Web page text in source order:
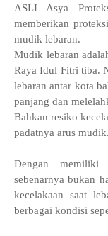
ASLI Asya
memberikan
mudik lebaran.
Mudik lebaran
Raya Idul Fitri tiba.
lebaran antar kota
panjang dan
Bahkan resiko
padatnya arus mudik.
Dengan memiliki
sebenarnya bukan
kecelakaan saat
berbagai kondisi